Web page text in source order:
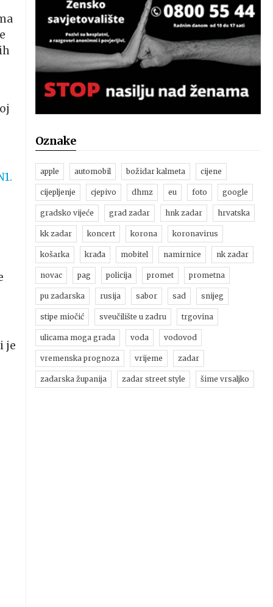
je
Oznake
apple automobil božidar kalmeta cijene
cijepljenje cjepivo dhmz eu foto google
gradsko vijeće grad zadar hnk zadar hrvatska
kk zadar koncert korona koronavirus
košarka krađa mobitel namirnice nk zadar
novac pag policija promet prometna
pu zadarska rusija sabor sad snijeg
stipe miočić sveučilište u zadru trgovina
ulicama moga grada voda vodovod
vremenska prognoza vrijeme zadar
zadarska županija zadar street style šime vrsaljko